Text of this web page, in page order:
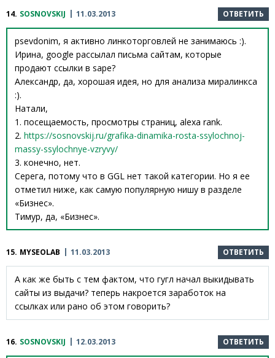
14. SOSNOVSKIJ 11.03.2013 ОТВЕТИТЬ
psevdonim, я активно линкоторговлей не занимаюсь :).
Ирина, google рассылал письма сайтам, которые
продают ссылки в sape?
Александр, да, хорошая идея, но для анализа миралинкса
:).
Натали,
1. посещаемость, просмотры страниц, alexa rank.
2. https://sosnovskij.ru/grafika-dinamika-rosta-ssylochnoj-
massy-ssylochnye-vzryvy/
3. конечно, нет.
Серега, потому что в GGL нет такой категории. Но я ее
отметил ниже, как самую популярную нишу в разделе
«Бизнес».
Тимур, да, «Бизнес».
15. MYSEOLAB 11.03.2013 ОТВЕТИТЬ
А как же быть с тем фактом, что гугл начал выкидывать
сайты из выдачи? теперь накроется заработок на
ссылках или рано об этом говорить?
16. SOSNOVSKIJ 12.03.2013 ОТВЕТИТЬ